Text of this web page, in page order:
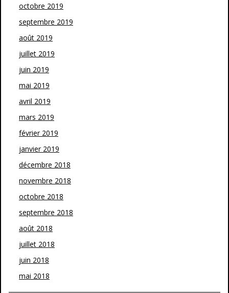
octobre 2019
septembre 2019
août 2019
juillet 2019
juin 2019
mai 2019
avril 2019
mars 2019
février 2019
janvier 2019
décembre 2018
novembre 2018
octobre 2018
septembre 2018
août 2018
juillet 2018
juin 2018
mai 2018